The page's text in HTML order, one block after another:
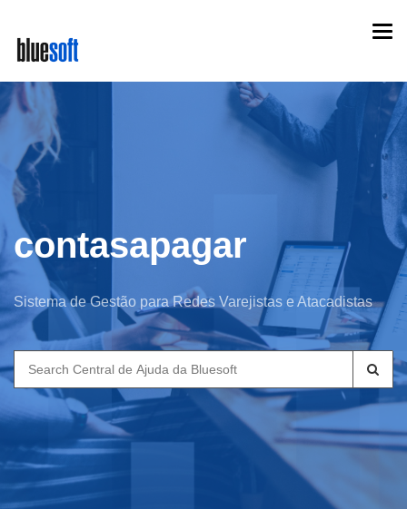
main
content
contasapagar
Sistema de Gestão para Redes Varejistas e Atacadistas
Search
for: